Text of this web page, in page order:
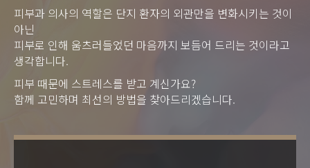
피부과 의사의 역할은 단지 환자의 외관만을 변화시키는 것이
아닌
피부로 인해 움츠러들었던 마음까지 보듬어 드리는 것이라고
생각합니다.
피부 때문에 스트레스를 받고 계신가요?
함께 고민하며 최선의 방법을 찾아드리겠습니다.